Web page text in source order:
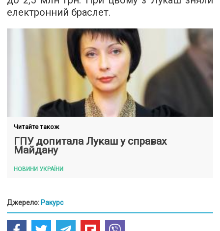
електронний браслет.
Читайте також
ГПУ допитала Лукаш у справах
Майдану
НОВИНИ УКРАЇНИ
Джерело: Ракурс